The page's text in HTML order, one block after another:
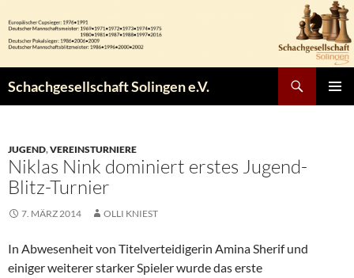
Inhalt
springen
Schachgesellschaft Solingen e.V.
JUGEND,VEREINSTURNIERE
Niklas Nink dominiert erstes Jugend-
Blitz-Turnier
7. MÄRZ 2014 OLLI KNIEST
In Abwesenheit von Titelverteidigerin Amina Sherif und
einiger weiterer starker Spieler wurde das erste